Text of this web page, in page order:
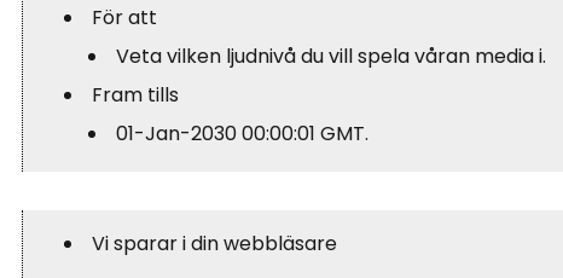
För att
Veta vilken ljudnivå du vill spela våran media i.
Fram tills
01-Jan-2030 00:00:01 GMT.
Vi sparar i din webbläsare